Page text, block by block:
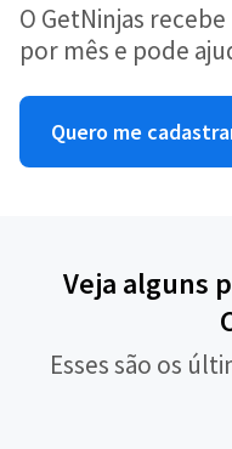
O GetNinjas
por mês e pode
Quero me
Veja alguns
Esses são os